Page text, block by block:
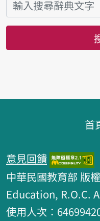
首
意見回饋
中華民國教育部 版
Education, R.O.C.
使用人次：